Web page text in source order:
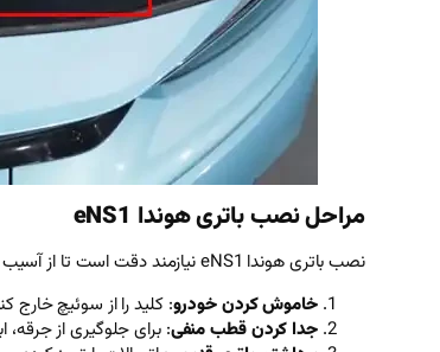
مراحل نصب باتری هوندا eNS1
نصب باتری هوندا eNS1 نیازمند دقت است تا از آسیب به سیستم‌های برقی جلوگیری شود. مراحل نصب عبارتند از:
خاموش کردن خودرو: کلید را از سوئیچ
جدا کردن قطب منفی: برای جلوگیری از جرقه،